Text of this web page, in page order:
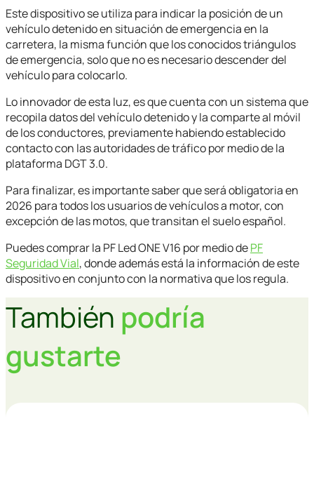
Este dispositivo se utiliza para indicar la posición de un
vehículo detenido en situación de emergencia en la
carretera, la misma función que los conocidos triángulos
de emergencia, solo que no es necesario descender del
vehículo para colocarlo.
Lo innovador de esta luz, es que cuenta con un sistema que
recopila datos del vehículo detenido y la comparte al móvil
de los conductores, previamente habiendo establecido
contacto con las autoridades de tráfico por medio de la
plataforma DGT 3.0.
Para finalizar, es importante saber que será obligatoria en
2026 para todos los usuarios de vehículos a motor, con
excepción de las motos, que transitan el suelo español.
Puedes comprar la PF Led ONE V16 por medio dePF
Seguridad Vial, donde además está la información de este
dispositivo en conjunto con la normativa que los regula.
También podría
gustarte